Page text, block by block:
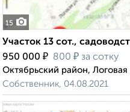
15
Участок 13 сот.,
950 000 ₽ 800 ₽ за сотку
Октябрьский район, Логовая
Собственник, 04.08.2021